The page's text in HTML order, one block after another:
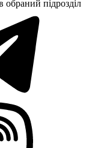
обраний підрозділ